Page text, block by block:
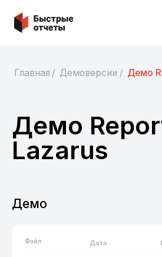
Быстрые отчеты
Главная / Демоверсии / Демо
Демо
Lazarus
Демо
Файл Дата